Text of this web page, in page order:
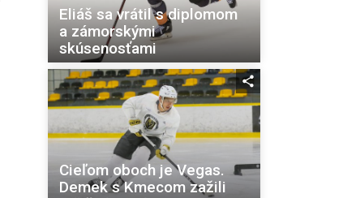
Eliáš sa vrátil s diplomom
a zámorskými
skúsenosťami
Cieľom oboch je Vegas.
Demek s Kmecom zažili